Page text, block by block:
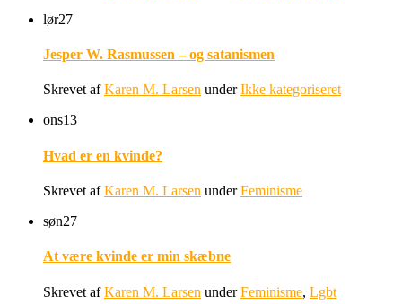
lør27
Jesper W. Rasmussen – og satanismen
Skrevet afKaren M. Larsen underIkke kategoriseret
ons13
Hvad er en kvinde?
Skrevet afKaren M. Larsen underFeminisme
søn27
At være kvinde er min skæbne
Skrevet afKaren M. Larsen underFeminisme, Lgbt